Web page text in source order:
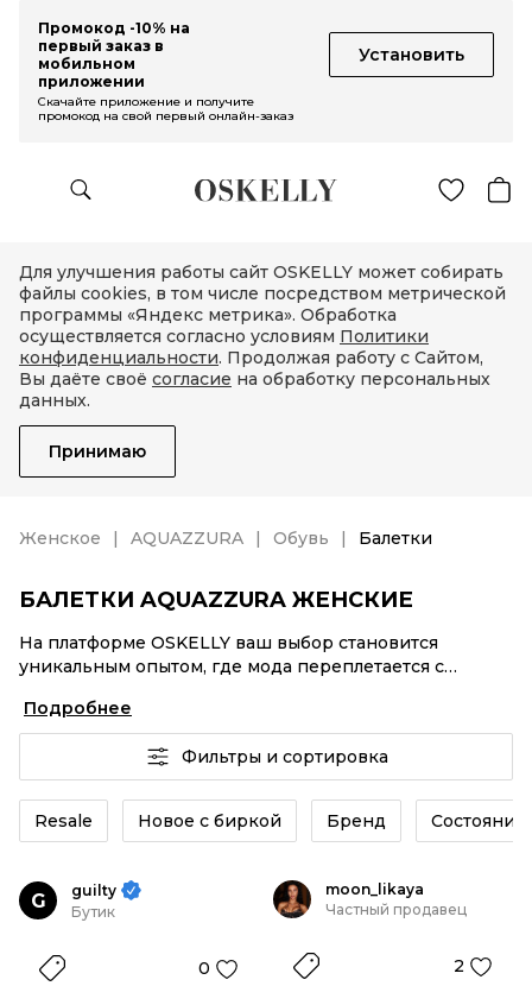
Промокод -10% на
первый заказ в
мобильном
приложении
Установить
Скачайте приложение и получите
промокод на свой первый онлайн-заказ
Для улучшения работы сайт OSKELLY может собирать
файлы cookies, в том числе посредством метрической
программы «Яндекс метрика». Обработка
осуществляется согласно условиям Политики
конфиденциальности. Продолжая работу с Сайтом,
Вы даёте своё согласие на обработку персональных
данных.
Принимаю
Женское AQUAZZURA Обувь Балетки
БАЛЕТКИ AQUAZZURA ЖЕНСКИЕ
На платформе OSKELLY ваш выбор становится
уникальным опытом, где мода переплетается с
аутентификация каждого заказа – Балетки
AQUAZZURA женские от селлеров OSKELLY с быстрой
доставкой по России. Ваш стиль не ждет, и мы тоже!
Винтажные изделия или Балетки AQUAZZURA
женские из новых коллекций – заказывайте на сайте
или в приложении OSKELLY с целой экосистемой
Подробнее
Фильтры и сортировка
Resale Новое с биркой Бренд Состояние
G
guilty
Бутик
0
moon_likaya
Частный продавец
2